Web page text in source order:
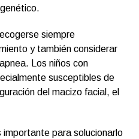
siempre
y también considerar
Los niños con
susceptibles de
del macizo facial, el
para solucionarlo